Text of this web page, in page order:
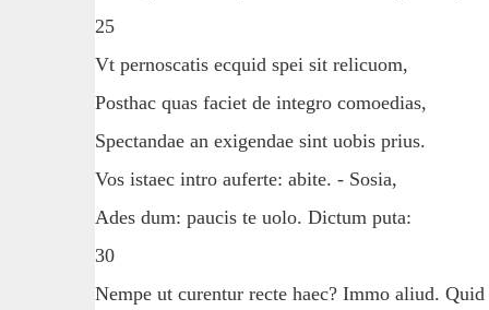
25
Vt pernoscatis ecquid spei sit relicuom,
Posthac quas faciet de integro comoedias,
Spectandae an exigendae sint uobis prius.
Vos istaec intro auferte: abite. - Sosia,
Ades dum: paucis te uolo. Dictum puta:
30
Nempe ut curentur recte haec? Immo aliud. Quid